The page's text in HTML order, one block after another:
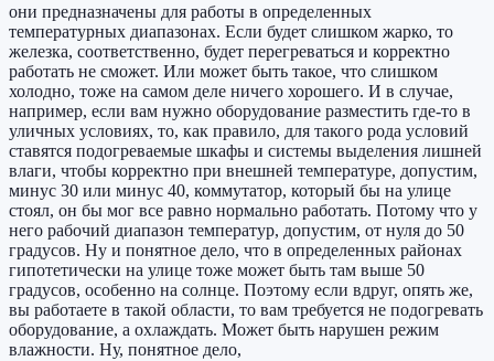
они предназначены для работы в определенных
температурных диапазонах. Если будет слишком жарко, то
железка, соответственно, будет перегреваться и корректно
работать не сможет. Или может быть такое, что слишком
холодно, тоже на самом деле ничего хорошего. И в случае,
например, если вам нужно оборудование разместить где-то в
уличных условиях, то, как правило, для такого рода условий
ставятся подогреваемые шкафы и системы выделения лишней
влаги, чтобы корректно при внешней температуре, допустим,
минус 30 или минус 40, коммутатор, который бы на улице
стоял, он бы мог все равно нормально работать. Потому что у
него рабочий диапазон температур, допустим, от нуля до 50
градусов. Ну и понятное дело, что в определенных районах
гипотетически на улице тоже может быть там выше 50
градусов, особенно на солнце. Поэтому если вдруг, опять же,
вы работаете в такой области, то вам требуется не подогревать
оборудование, а охлаждать. Может быть нарушен режим
влажности. Ну, понятное дело,